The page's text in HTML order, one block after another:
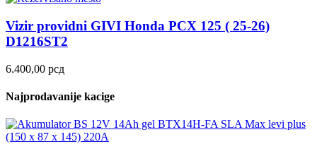
Vizir providni GIVI Honda PCX 125 ( 25-26)
D1216ST2
6.400,00 рсд
Najprodavanije kacige